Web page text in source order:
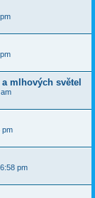
mlhových světel
pm
pm